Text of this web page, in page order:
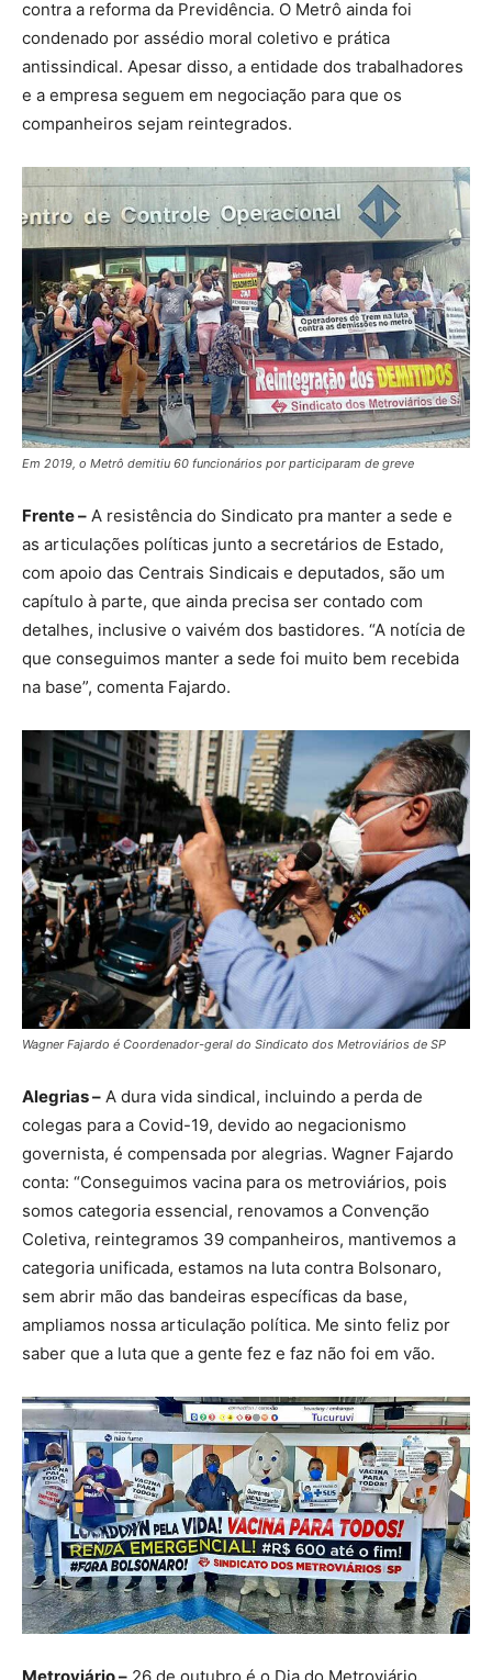
contra a reforma da Previdência. O Metrô ainda foi
condenado por assédio moral coletivo e prática
antissindical. Apesar disso, a entidade dos trabalhadores
e a empresa seguem em negociação para que os
companheiros sejam reintegrados.
Em 2019, o Metrô demitiu 60 funcionários por participaram de greve
Frente – A resistência do Sindicato pra manter a sede e
as articulações políticas junto a secretários de Estado,
com apoio das Centrais Sindicais e deputados, são um
capítulo à parte, que ainda precisa ser contado com
detalhes, inclusive o vaivém dos bastidores. “A notícia de
que conseguimos manter a sede foi muito bem recebida
na base”, comenta Fajardo.
Wagner Fajardo é Coordenador-geral do Sindicato dos Metroviários de SP
Alegrias – A dura vida sindical, incluindo a perda de
colegas para a Covid-19, devido ao negacionismo
governista, é compensada por alegrias. Wagner Fajardo
conta: “Conseguimos vacina para os metroviários, pois
somos categoria essencial, renovamos a Convenção
Coletiva, reintegramos 39 companheiros, mantivemos a
categoria unificada, estamos na luta contra Bolsonaro,
sem abrir mão das bandeiras específicas da base,
ampliamos nossa articulação política. Me sinto feliz por
saber que a luta que a gente fez e faz não foi em vão.